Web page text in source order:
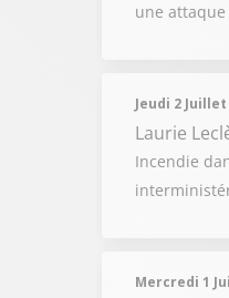
une
Jeudi 2 Juillet
Laurie
Incendie
Mercredi 1